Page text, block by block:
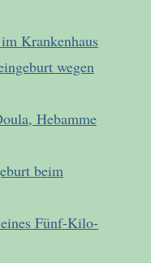
Krankenhaus
wegen
Hebamme
beim
Fünf-Kilo-